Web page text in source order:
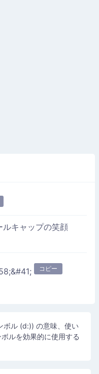
ルキャップの笑顔
コピー
ボル (d:)) の意味、使い
ルを効果的に使用する